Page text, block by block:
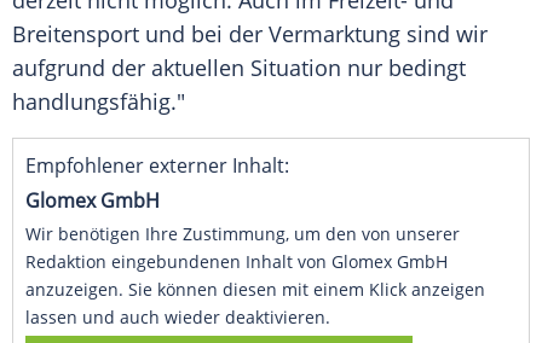
Breitensport und bei der Vermarktung sind wir
aufgrund der aktuellen Situation nur bedingt
handlungsfähig."
Empfohlener externer Inhalt:
Glomex GmbH
Wir benötigen Ihre Zustimmung, um den von unserer
Redaktion eingebundenen Inhalt von Glomex GmbH
anzuzeigen. Sie können diesen mit einem Klick anzeigen
lassen und auch wieder deaktivieren.